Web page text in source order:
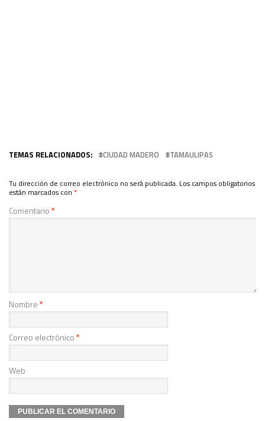
TEMAS RELACIONADOS: CIUDAD MADERO TAMAULIPAS
Tu dirección de correo electrónico no será publicada. Los campos obligatorios
están marcados con *
Comentario*
Nombre*
Correo electrónico*
Web